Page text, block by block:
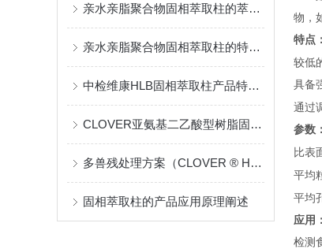
亲水亲脂聚合物固相萃取柱的萃取工艺流程
亲水亲脂聚合物固相萃取柱的特点和主要应用领域
中检维康HLB固相萃取柱产品特征知多少
CLOVER亚氨基二乙酸型树脂固相萃取柱产品详细说明
多兽残处理方案（CLOVER ® HLB净化柱）的相关介绍
固相萃取柱的产品应用原理阐述
物，
特点：
较低
具备
通过
参数：
比表
平均
平均
应用：
检测